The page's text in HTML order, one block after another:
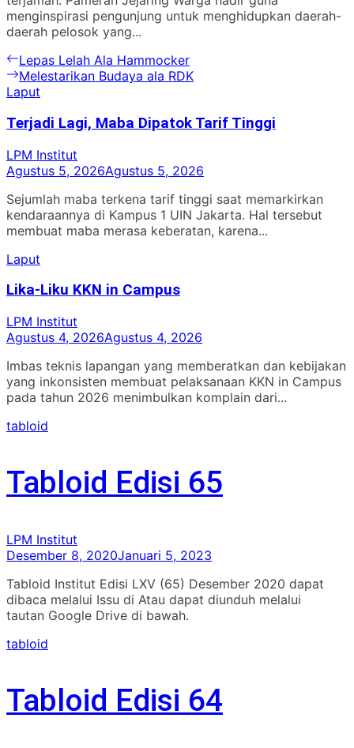
menginspirasi pengunjung untuk menghidupkan daerah-
daerah pelosok yang...
Navigasi
pos
Previous
post:
Lepas Lelah Ala Hammocker
Next
post:
Melestarikan Budaya ala RDK
Laput
Terjadi Lagi, Maba Dipatok Tarif Tinggi
LPM Institut
Agustus 5, 2026Agustus 5, 2026
Sejumlah maba terkena tarif tinggi saat memarkirkan
kendaraannya di Kampus 1 UIN Jakarta. Hal tersebut
membuat maba merasa keberatan, karena...
Laput
Lika-Liku KKN in Campus
LPM Institut
Agustus 4, 2026Agustus 4, 2026
Imbas teknis lapangan yang memberatkan dan kebijakan
yang inkonsisten membuat pelaksanaan KKN in Campus
pada tahun 2026 menimbulkan komplain dari...
tabloid
Tabloid Edisi 65
LPM Institut
Desember 8, 2020Januari 5, 2023
Tabloid Institut Edisi LXV (65) Desember 2020 dapat
dibaca melalui Issu di Atau dapat diunduh melalui
tautan Google Drive di bawah.
tabloid
Tabloid Edisi 64